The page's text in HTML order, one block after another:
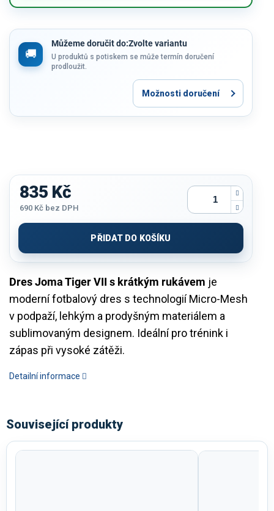
Můžeme doručit do:Zvolte variantu
U produktů s potiskem se může termín doručení
prodloužit.
Možnosti doručení
Dres Joma Tiger VII s krátkým rukávem je
moderní fotbalový dres s technologií Micro-Mesh
v podpaží, lehkým a prodyšným materiálem a
sublimovaným designem. Ideální pro trénink i
zápas při vysoké zátěži.
Detailní informace
835 Kč
690 Kč bez DPH
cena:
PŘIDAT DO KOŠÍKU
Související produkty